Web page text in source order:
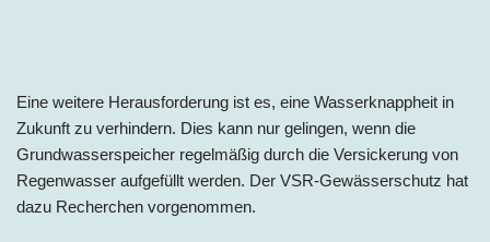
Eine weitere Herausforderung ist es, eine Wasserknappheit in
Zukunft zu verhindern. Dies kann nur gelingen, wenn die
Grundwasserspeicher regelmäßig durch die Versickerung von
Regenwasser aufgefüllt werden. Der VSR-Gewässerschutz hat
dazu Recherchen vorgenommen.